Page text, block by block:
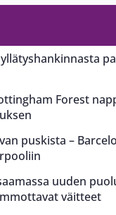
Forest
puskista –
uuden
väitteet